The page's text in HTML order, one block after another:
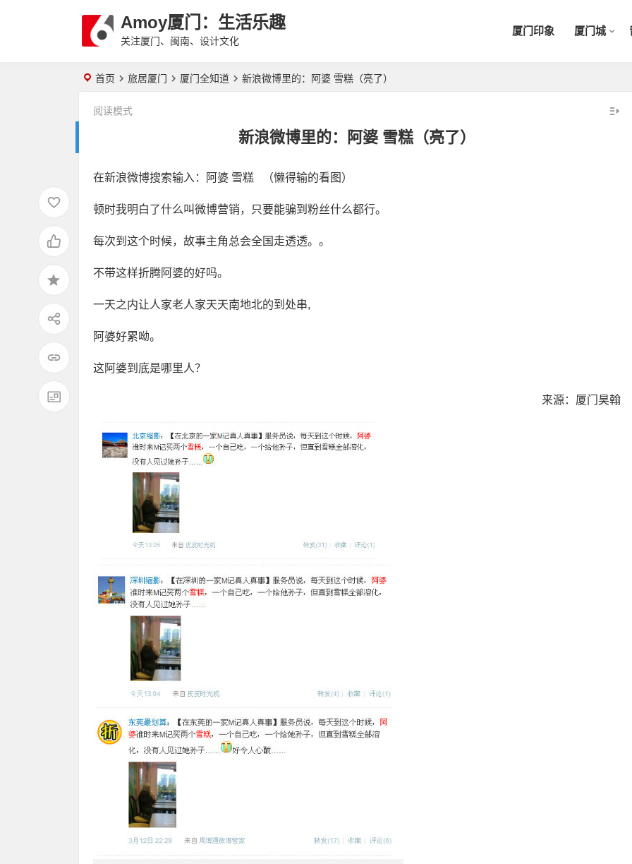
Amoy厦门：生活乐趣
关注厦门、闽南、设计文化
厦门印象 厦门城
首页 旅居厦门 厦门全知道 新浪微博里的：阿婆 雪糕（亮了）
新浪微博里的：阿婆 雪糕（亮了）
阅读模式
在新浪微博搜索输入：阿婆 雪糕 （懒得输的看图）
顿时我明白了什么叫微博营销，只要能骗到粉丝什么都行。
每次到这个时候，故事主角总会全国走透透。。
不带这样折腾阿婆的好吗。
一天之内让人家老人家天天南地北的到处串,
阿婆好累呦。
这阿婆到底是哪里人？
来源：厦门昊翰